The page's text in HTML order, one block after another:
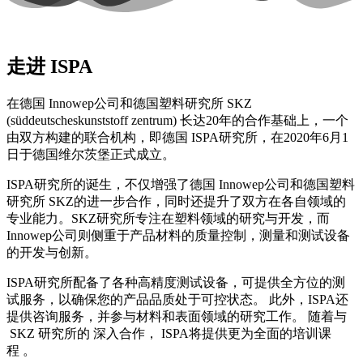
走进 ISPA
在德国 Innowep公司和德国塑料研究所 SKZ
(süddeutscheskunststoff zentrum) 长达20年的合作基础上，一个
由双方构建的联合机构，即德国 ISPA研究所，在2020年6月1
日于德国维尔茨堡正式成立。
ISPA研究所的诞生，不仅增强了德国 Innowep公司和德国塑料
研究所 SKZ的进一步合作，同时还提升了双方在各自领域的
专业能力。SKZ研究所专注在塑料领域的研究与开发，而
Innowep公司则侧重于产品材料的质量控制，测量和测试设备
的开发与创新。
ISPA研究所配备了各种高精度测试设备，可提供全方位的测
试服务，以确保您的产品品质处于可控状态。 此外，ISPA还
提供咨询服务，并参与材料和表面领域的研究工作。 随着与
SKZ 研究所的 深入合作， ISPA将提供更为全面的培训课
程 。